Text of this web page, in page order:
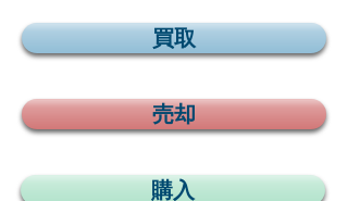
買取
売却
購入